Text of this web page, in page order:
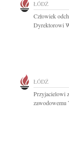
ŁÓDŹ
Człowiek
Dyrektorowi
ŁÓDŹ
Przyjacielowi
zawodowemu